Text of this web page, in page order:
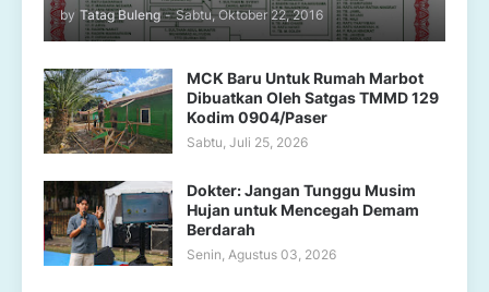
by Tatag Buleng - Sabtu, Oktober 22, 2016
MCK Baru Untuk Rumah Marbot
Dibuatkan Oleh Satgas TMMD 129
Kodim 0904/Paser
Sabtu, Juli 25, 2026
Dokter: Jangan Tunggu Musim
Hujan untuk Mencegah Demam
Berdarah
Senin, Agustus 03, 2026